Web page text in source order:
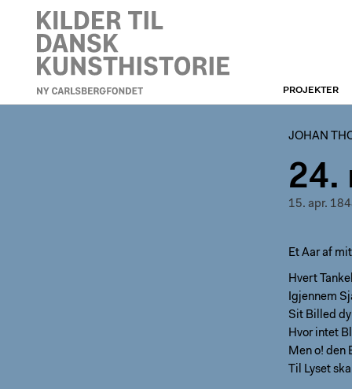
JOHAN THOMAS
PROJEKTER
JOHAN
24.
15. apr.
Et Aar af
Hvert
Igjennem
Sit Billed
Hvor intet
Men o! den
Til Lyset